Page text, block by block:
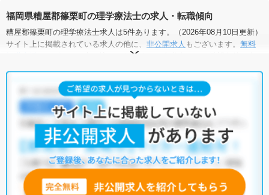
福岡県糟屋郡篠栗町の理学療法士の求人・転職傾向
糟屋郡篠栗町の理学療法士求人は5件あります。（2026年08月10日更新）
サイト上に掲載されている求人の他に、 非公開求人 もございます。 無料
にお申し込みいただくと、全求人からご希望条件に合
糟屋郡篠栗町の理学療法士求人では以下のような条件が人気です。
積極採用中・残業少なめ ・ 住宅手当・補助あり ・
・病院・介護福祉施設
他の条件でも人気の求人がございますので、「こだわり条件」から検索
いただくか、お気軽にお問い合わせください。
全国の理学療法士求人から検索いただくことも可能です。
無料転職支援サービス
にお申し込みいただくと、ご希望条件をヒアリン